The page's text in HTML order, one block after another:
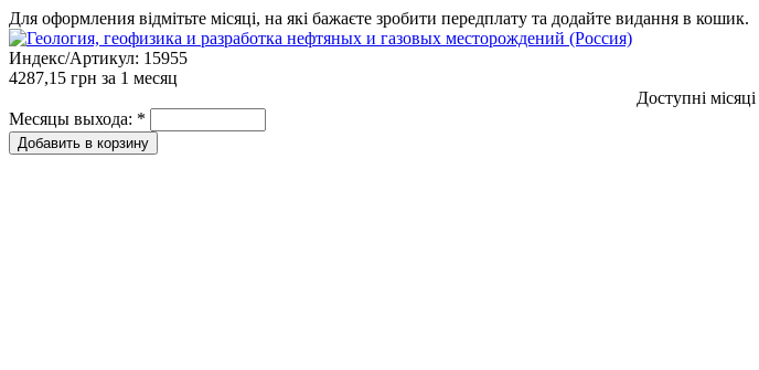
Для оформления відмітьте місяці, на які бажаєте зробити передплату та додайте видання в кошик.
Индекс/Артикул: 15955
4287,15 грн за 1 месяц
Доступні
Месяцы выхода: *